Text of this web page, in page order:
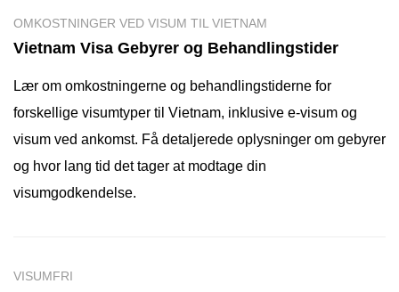
OMKOSTNINGER VED VISUM TIL VIETNAM
Vietnam Visa Gebyrer og Behandlingstider
Lær om omkostningerne og behandlingstiderne for
forskellige visumtyper til Vietnam, inklusive e-visum og
visum ved ankomst. Få detaljerede oplysninger om gebyrer
og hvor lang tid det tager at modtage din
visumgodkendelse.
VISUMFRI